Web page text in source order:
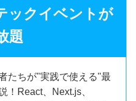
ックイベントが
題
たちが"実践で使える"最
！React、Next.js、